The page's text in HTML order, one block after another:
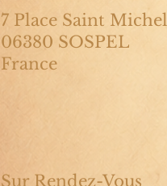
7 Place Saint Michel
06380 SOSPEL
France
Sur Rendez-Vous